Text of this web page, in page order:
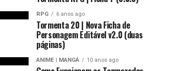
RPG 6 anos ago
Tormenta 20 | Nova Ficha de
Personagem Editável v2.0 (duas
páginas)
ANIME | MANGÁ 10 anos ago